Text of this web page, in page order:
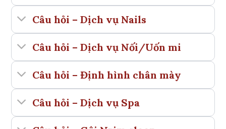
Câu hỏi – Dịch vụ Nails
Câu hỏi – Dịch vụ Nối/Uốn mi
Câu hỏi – Định hình chân mày
Câu hỏi – Dịch vụ Spa